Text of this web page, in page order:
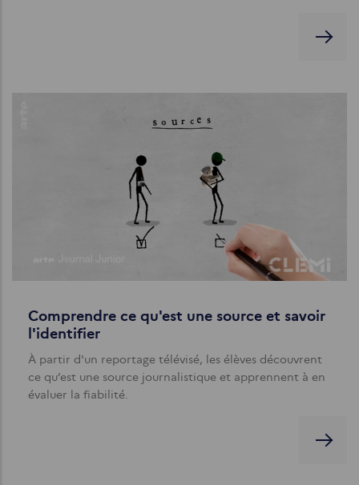
Comprendre ce qu'est une source et savoir
l'identifier
À partir d'un reportage télévisé, les élèves découvrent
ce qu’est une source journalistique et apprennent à en
évaluer la fiabilité.